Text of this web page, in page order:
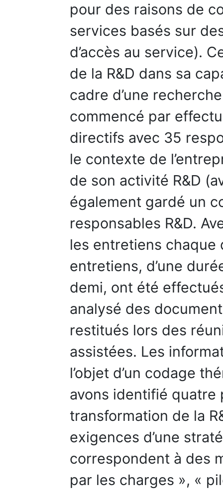
pour des raisons de
services basés sur
d’accès au service).
de la R&D dans sa
cadre d’une
commencé par
directifs avec 35
le contexte de
de son activité R&D
également gardé un
responsables R&D.
les entretiens chaque
entretiens, d’une
demi, ont été
analysé des
restitués lors des
assistées. Les
l’objet d’un codage
avons identifié quatre
transformation de la
exigences d’une
correspondent à des
par les charges », «